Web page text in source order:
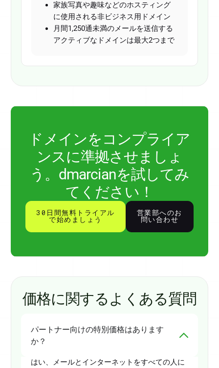
家族写真や趣味などのホスティング
に使用される非ビジネス用ドメイン
月間1,250通未満のメールを送信する
アクティブなドメインは最大2つまで
ドメインをコンプライア
ンスに準拠させましょ
う。dmarcianを試してみ
てください！
30日間無料トライアル
で始めましょう
営業部へのお
問い合わせ
価格に関するよくある質問
パートナー向けの特別価格はあります
か？
はい、メールとインターネットをすべての人に